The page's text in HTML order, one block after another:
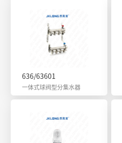
636/63601
一体式球阀型分集水器